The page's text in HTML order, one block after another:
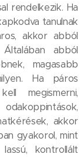
rendelkezik. Ha
tanulnak
akkor abból
abból
magasabb
Ha páros
megismerni,
akkor
gyakorol, mint
kontrollált